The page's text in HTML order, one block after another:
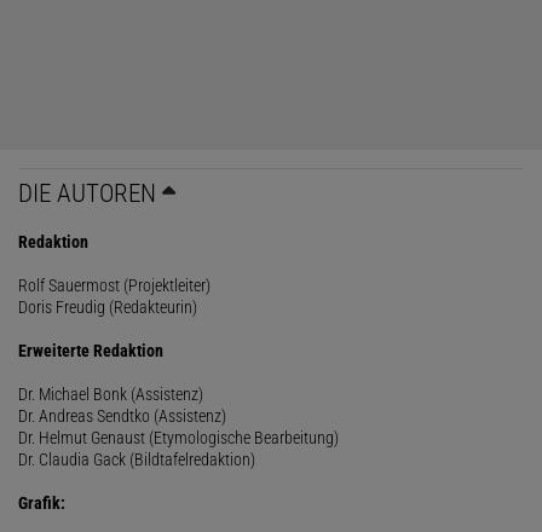
DIE AUTOREN
Redaktion
Rolf Sauermost (Projektleiter)
Doris Freudig (Redakteurin)
Erweiterte Redaktion
Dr. Michael Bonk (Assistenz)
Dr. Andreas Sendtko (Assistenz)
Dr. Helmut Genaust (Etymologische Bearbeitung)
Dr. Claudia Gack (Bildtafelredaktion)
Grafik: